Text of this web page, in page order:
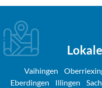
Vaihingen
Eberdingen
Illingen